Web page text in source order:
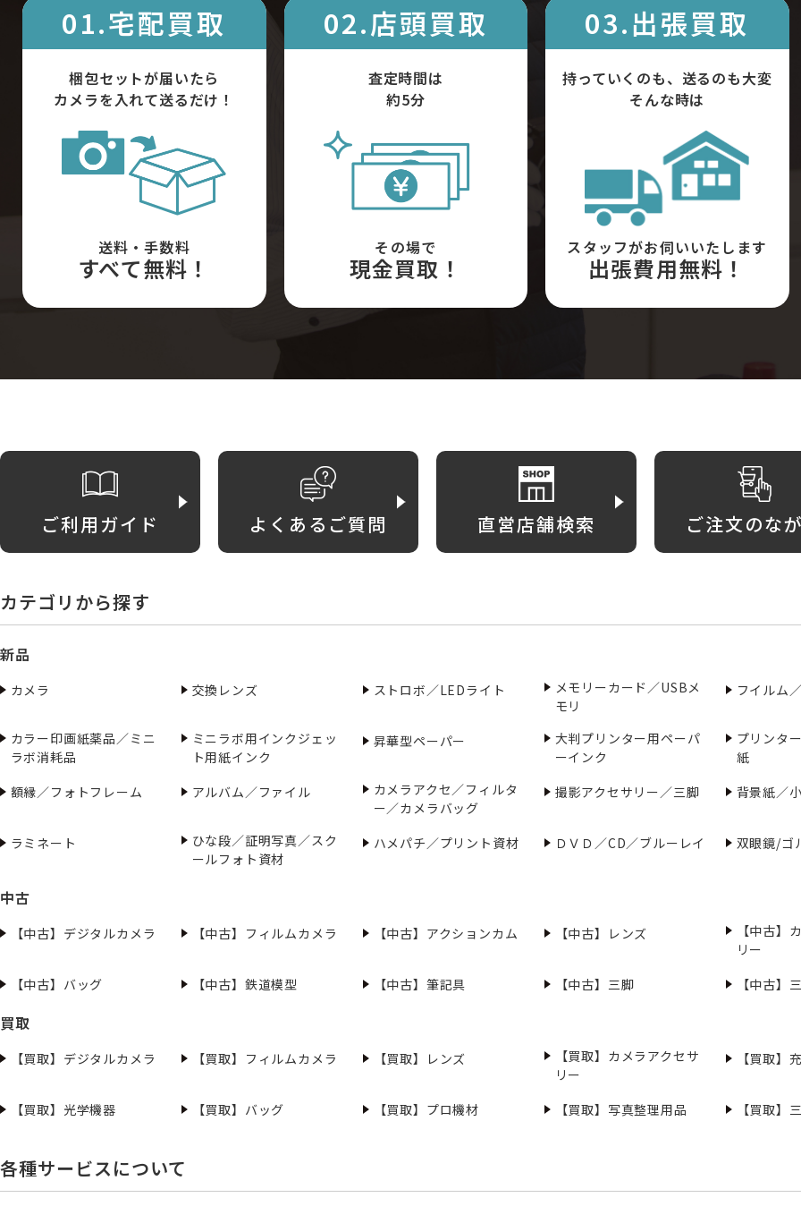
01.宅配買取
梱包セットが届いたら
カメラを入れて送るだけ！
送料・手数料
すべて無料！
02.店頭買取
査定時間は
約5分
その場で
現金買取！
03.出張買取
持っていくのも、送るのも大変
そんな時は
スタッフがお伺いいたします
出張費用無料！
ご利用ガイド よくあるご質問 直営店舗検索 ご注文のな
カテゴリから探す
新品
カメラ 交換レンズ ストロボ／LEDライト
メモリーカード／USBメ
モリ
フイルム
カラー印画紙薬品／ミニ
ラボ消耗品
ミニラボ用インクジェッ
ト用紙インク
昇華型ペーパー
大判プリンター用ペーパ
ーインク
プリンタ
紙
額縁／フォトフレーム
アルバム／ファイル
カメラアクセ／フィルタ
ー／カメラバッグ
撮影アクセサリー／三脚 背景紙／
ラミネート
ひな段／証明写真／スク
ールフォト資材
ハメパチ／プリント資材 ＤＶＤ／CD／ブルーレイ 双眼鏡/ゴ
中古
【中古】デジタルカメラ 【中古】フィルムカメラ 【中古】アクションカム 【中古】レンズ
【中古】
リー
【中古】バッグ
【中古】鉄道模型 【中古】筆記具 【中古】三脚 【中古】
買取
【買取】デジタルカメラ 【買取】フィルムカメラ 【買取】レンズ
【買取】カメラアクセサ
リー
【買取】
【買取】光学機器 【買取】バッグ 【買取】プロ機材 【買取】写真整理用品 【買取】
各種サービスについて